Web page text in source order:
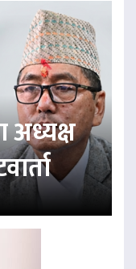
अध्यक्ष